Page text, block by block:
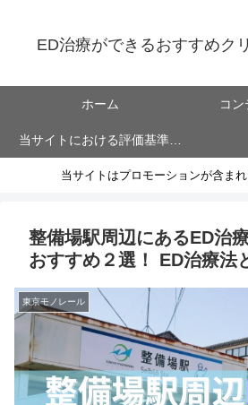
ED治療ができるおすすめク
ホーム コ
当サイトにおける評価基準に
ついて
当サイトはプロモーションが含ま
整備場駅周辺にあるED治
おすすめ２選！ ED治療法
東京モノレール